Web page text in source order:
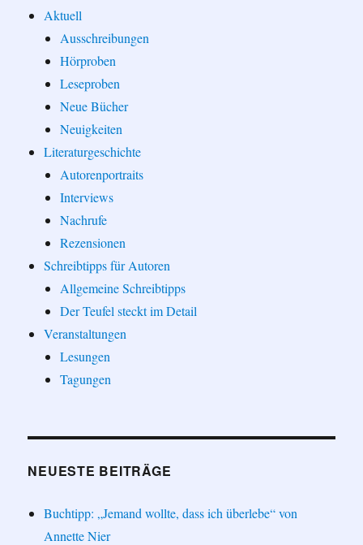
Aktuell
Ausschreibungen
Hörproben
Leseproben
Neue Bücher
Neuigkeiten
Literaturgeschichte
Autorenportraits
Interviews
Nachrufe
Rezensionen
Schreibtipps für Autoren
Allgemeine Schreibtipps
Der Teufel steckt im Detail
Veranstaltungen
Lesungen
Tagungen
NEUESTE BEITRÄGE
Buchtipp: „Jemand wollte, dass ich überlebe“ von
Annette Nier